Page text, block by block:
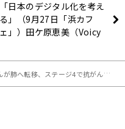
「日本のデジタル化を考え
る」（9月27日「浜カフ
ェ」）田ケ原恵美（Voicy
郎（文化放送アナウンサ
ー）エルシャラカーニ（芸
人）
抗がん剤治療へ。初めて自らの症状を語った。～10月4日「くにまるジャパン極」